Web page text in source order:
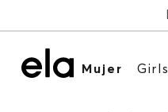
Mujer Girls